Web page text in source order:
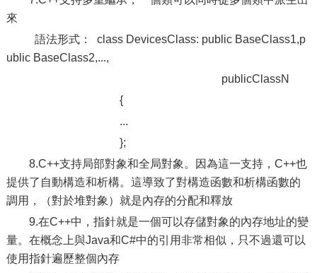
來
語法形式： class DevicesClass: public BaseClass1,p
ublic BaseClass2,...,
publicClassN
{
...
};
8.C++支持局部對象和全局對象。因為這一支持，C++也
提供了自動構造和析構。這導致了對構造函數和析構函數的
調用，（對於堆對象）就是內存的分配和釋放
9.在C++中，指針就是一個可以存儲對象的內存地址的變
量。在概念上與Java和C#中的引用非常相似，只不過還可以
使用指針遍歷整個內存